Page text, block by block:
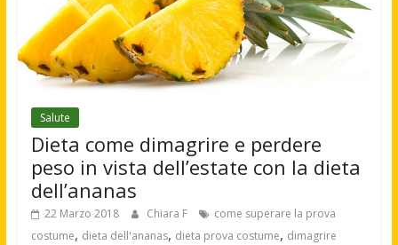
Salute
Dieta come dimagrire e perdere
peso in vista dell’estate con la dieta
dell’ananas
22 Marzo 2018 Chiara F
come superare la prova
costume, dieta dell'ananas, dieta prova costume, dimagrire